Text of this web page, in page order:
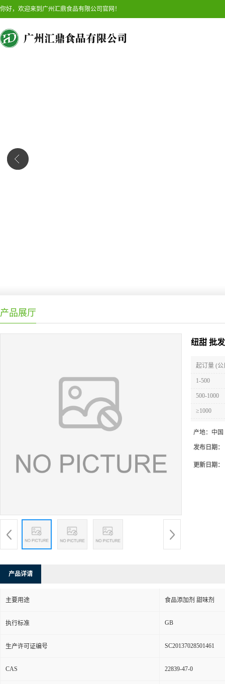
你好，欢迎来到广州汇鼎食品有限公司官网！
产品展厅
纽甜 批
起订量 (公
1-500
500-1000
≥1000
产地： 中国
发布日期：
更新日期：
产品详请
主要用途 食品添加剂 甜味剂
执行标准 GB
生产许可证编号 SC20137028501461
CAS 22839-47-0